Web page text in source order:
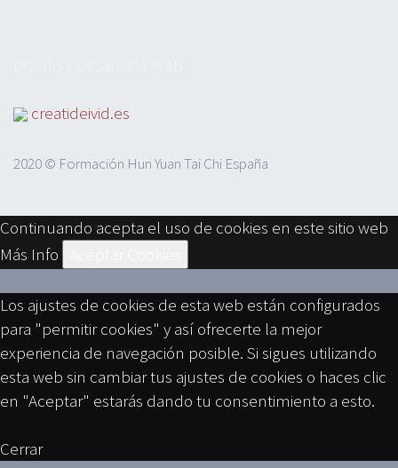
creatideivid.es
2020 © Formación Hun Yuan Tai Chi España
Continuando acepta el uso de cookies en este sitio web
Más Info
Los ajustes de cookies de esta web están configurados
para "permitir cookies" y así ofrecerte la mejor
experiencia de navegación posible. Si sigues utilizando
esta web sin cambiar tus ajustes de cookies o haces clic
en "Aceptar" estarás dando tu consentimiento a esto.
Cerrar